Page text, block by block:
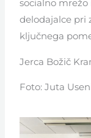
socialno mrežo
delodajalce pri
ključnega
Jerca Božič
Foto: Juta